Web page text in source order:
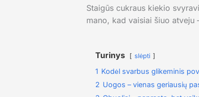
Staigūs cukraus kiekio
mano, kad vaisiai šiuo
Turinys slėpti
1 Kodėl svarbus glikeminis
2 Uogos – vienas geriausių